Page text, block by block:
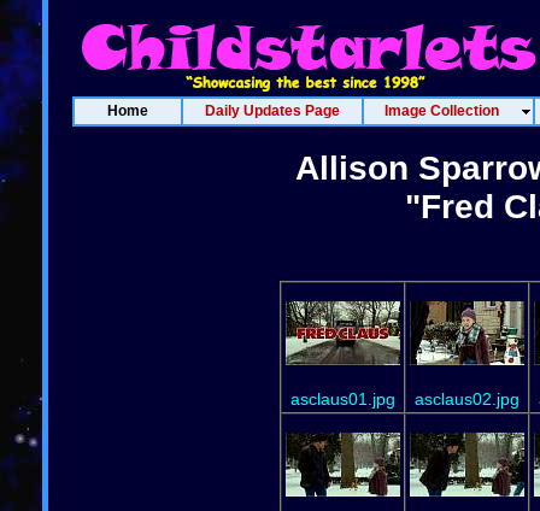
Home Daily Updates Page Image Collection
Allison
"Fred
asclaus01.jpg asclaus02.jpg